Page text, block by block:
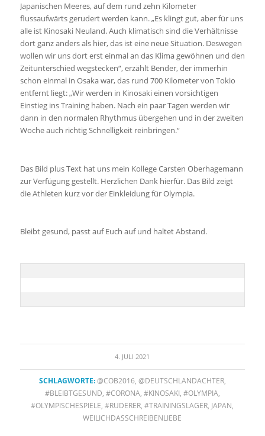
Japanischen Meeres, auf dem rund zehn Kilometer
flussaufwärts gerudert werden kann. „Es klingt gut, aber für uns
alle ist Kinosaki Neuland. Auch klimatisch sind die Verhältnisse
dort ganz anders als hier, das ist eine neue Situation. Deswegen
wollen wir uns dort erst einmal an das Klima gewöhnen und den
Zeitunterschied wegstecken“, erzählt Bender, der immerhin
schon einmal in Osaka war, das rund 700 Kilometer von Tokio
entfernt liegt: „Wir werden in Kinosaki einen vorsichtigen
Einstieg ins Training haben. Nach ein paar Tagen werden wir
dann in den normalen Rhythmus übergehen und in der zweiten
Woche auch richtig Schnelligkeit reinbringen.“
Das Bild plus Text hat uns mein Kollege Carsten Oberhagemann
zur Verfügung gestellt. Herzlichen Dank hierfür. Das Bild zeigt
die Athleten kurz vor der Einkleidung für Olympia.
Bleibt gesund, passt auf Euch auf und haltet Abstand.
4. JULI 2021
SCHLAGWORTE:@COB2016, @DEUTSCHLANDACHTER,
#BLEIBTGESUND #CORONA #KINOSAKI #OLYMPIA
#OLYMPISCHESPIELE ,#RUDERER ,#TRAININGSLAGER JAPAN
WEILICHDASSCHREIBENLIEBE